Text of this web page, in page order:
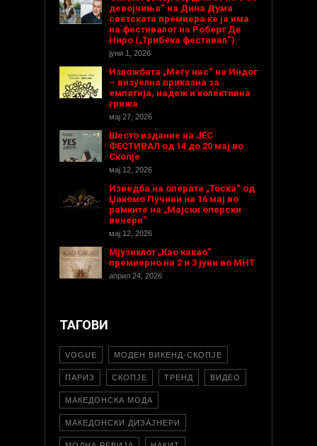
девојчиња“ на Дина Дума
светската премиера ќе ја има
на фестивалот на Роберт Де
Ниро („Трибека фестивал“)
јуни 1, 2026
Изложбата „Меѓу нас“ на Индог
– визуелна приказна за
емпатија, надеж и колективна
грижа
мај 27, 2026
Шесто издание на ЈЕС
ФЕСТИВАЛ од 14 до 20 мај во
Скопје
мај 12, 2026
Изведба на операта „Тоска“ од
Џакомо Пучини на 16 мај во
рамките на „Мајски оперски
вечери“
мај 12, 2026
Мјузиклот „Као какао“
премиерно на 2 и 3 јуни во МНТ
април 24, 2026
ТАГОВИ
VOGUE МОДЕН ВИКЕНД-СКОПЈЕ
ПАРИЗ СКОПЈЕ ТРЕНД ВИДЕО
МАКЕДОНСКА МОДА
МАКЕДОНСКИ ДИЗАЈНЕРИ